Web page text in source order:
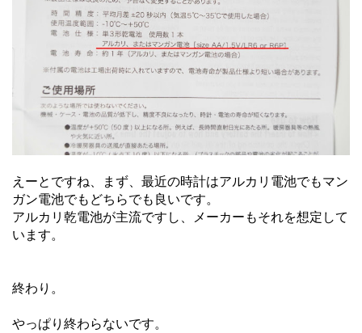
えーとですね、まず、最近の時計はアルカリ電池でもマン
ガン電池でもどちらでも良いです。
アルカリ乾電池が主流ですし、メーカーもそれを想定して
います。
終わり。
やっぱり終わらないです。